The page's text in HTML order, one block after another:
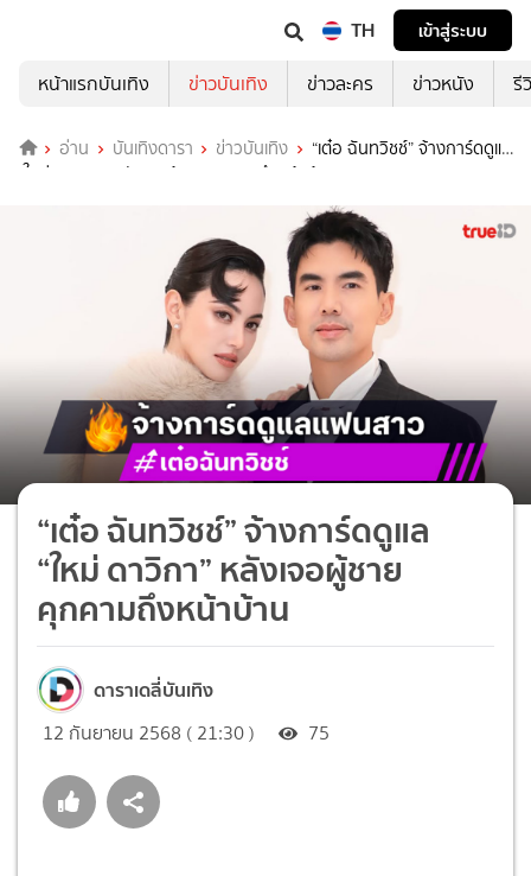
TH
เข้าสู่ระบบ
หน้าแรกบันเทิง
ข่าวบันเทิง ข่าวละคร ข่าวหนัง รี
อ่าน บันเทิงดารา ข่าวบันเทิง
“เต๋อ ฉันทวิชช์” จ้างการ์ดดูแล
“ใหม่ ดาวิกา” หลังเจอผู้ชายคุกคามถึงหน้าบ้าน
“เต๋อ ฉันทวิชช์” จ้างการ์ดดูแล
“ใหม่ ดาวิกา” หลังเจอผู้ชาย
คุกคามถึงหน้าบ้าน
ดาราเดลี่บันเทิง
12 กันยายน 2568 ( 21:30 ) 75